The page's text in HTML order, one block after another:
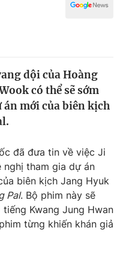
dội của Hoàng
có thể sẽ sớm
mới của biên kịch
đã đưa tin về việc Ji
nghị tham gia dự án
biên kịch Jang Hyuk
Pal. Bộ phim này sẽ
Kwang Jung Hwan
từng khiến khán giả